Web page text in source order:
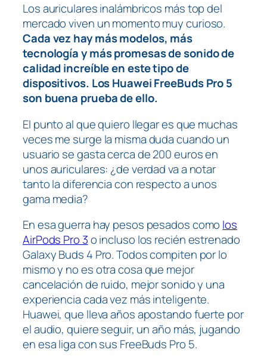
Los auriculares inalámbricos más top del
mercado viven un momento muy curioso.
Cada vez hay más modelos, más
tecnología y más promesas de sonido de
calidad increíble en este tipo de
dispositivos. Los Huawei FreeBuds Pro 5
son buena prueba de ello.
El punto al que quiero llegar es que muchas
veces me surge la misma duda cuando un
usuario se gasta cerca de 200 euros en
unos auriculares: ¿de verdad va a notar
tanto la diferencia con respecto a unos
gama media?
En esa guerra hay pesos pesados como los
AirPods Pro 3o incluso los recién estrenado
Galaxy Buds 4 Pro. Todos compiten por lo
mismo y no es otra cosa que mejor
cancelación de ruido, mejor sonido y una
experiencia cada vez más inteligente.
Huawei, que lleva años apostando fuerte por
el audio, quiere seguir, un año más, jugando
en esa liga con sus FreeBuds Pro 5.